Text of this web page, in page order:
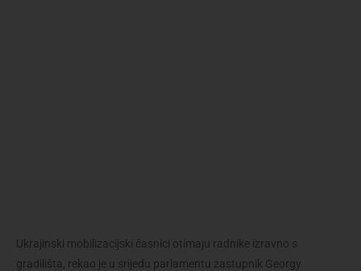
Ukrajinski mobilizacijski časnici otimaju radnike izravno s
gradilišta, rekao je u srijedu parlamentu zastupnik Georgy